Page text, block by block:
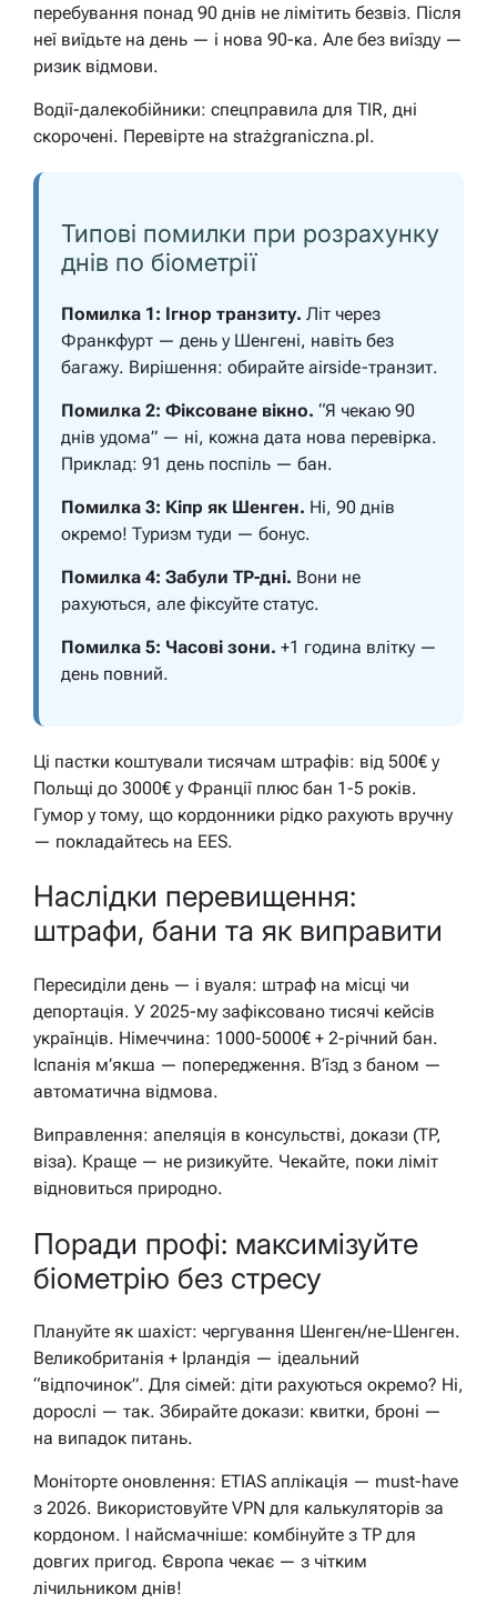
перебування понад 90 днів не лімітить безвіз. Після
неї виїдьте на день — і нова 90-ка. Але без виїзду —
ризик відмови.
Водії-далекобійники: спецправила для TIR, дні
скорочені. Перевірте на strażgraniczna.pl.
Типові помилки при розрахунку
днів по біометрії
Помилка 1: Ігнор транзиту. Літ через
Франкфурт — день у Шенгені, навіть без
багажу. Вирішення: обирайте airside-транзит.
Помилка 2: Фіксоване вікно. “Я чекаю 90
днів удома” — ні, кожна дата нова перевірка.
Приклад: 91 день поспіль — бан.
Помилка 3: Кіпр як Шенген. Ні, 90 днів
окремо! Туризм туди — бонус.
Помилка 4: Забули TP-дні. Вони не
рахуються, але фіксуйте статус.
Помилка 5: Часові зони. +1 година влітку —
день повний.
Ці пастки коштували тисячам штрафів: від 500€ у
Польщі до 3000€ у Франції плюс бан 1-5 років.
Гумор у тому, що кордонники рідко рахують вручну
— покладайтесь на EES.
Наслідки перевищення:
штрафи, бани та як виправити
Пересиділи день — і вуаля: штраф на місці чи
депортація. У 2025-му зафіксовано тисячі кейсів
українців. Німеччина: 1000-5000€ + 2-річний бан.
Іспанія м’якша — попередження. В’їзд з баном —
автоматична відмова.
Виправлення: апеляція в консульстві, докази (TP,
віза). Краще — не ризикуйте. Чекайте, поки ліміт
відновиться природно.
Поради профі: максимізуйте
біометрію без стресу
Плануйте як шахіст: чергування Шенген/не-Шенген.
Великобританія + Ірландія — ідеальний
“відпочинок”. Для сімей: діти рахуються окремо? Ні,
дорослі — так. Збирайте докази: квитки, броні —
на випадок питань.
Моніторте оновлення: ETIAS аплікація — must-have
з 2026. Використовуйте VPN для калькуляторів за
кордоном. І найсмачніше: комбінуйте з TP для
довгих пригод. Європа чекає — з чітким
лічильником днів!